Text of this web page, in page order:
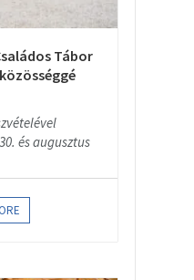
Tábor
és augusztus